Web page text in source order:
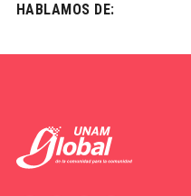
HABLAMOS DE: